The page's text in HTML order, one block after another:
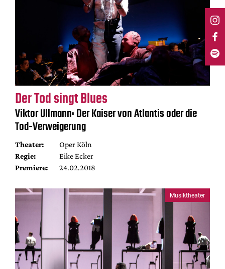
Der Tod singt Blues
Viktor Ullmann: Der Kaiser von Atlantis oder die
Tod-Verweigerung
Theater:
Oper Köln
Regie:
Eike Ecker
Premiere:
24.02.2018
Musiktheater